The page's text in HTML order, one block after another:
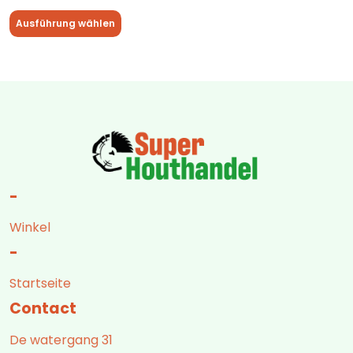
Ausführung wählen
-
Winkel
-
Startseite
Contact
De watergang 31